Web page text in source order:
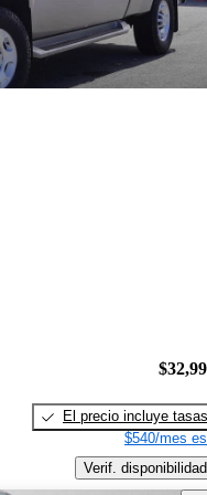
El precio incluye tasas
$540/mes
Verif. disponibilidad